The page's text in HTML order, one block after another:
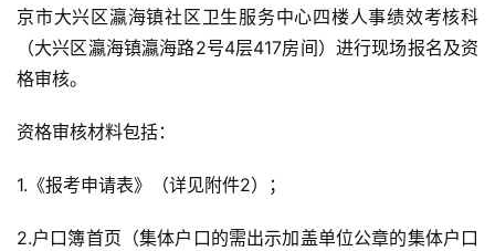
京市大兴区瀛海镇社区卫生服务中心四楼人事绩效考核科
（大兴区瀛海镇瀛海路2号4层417房间）进行现场报名及资
格审核。
资格审核材料包括：
1.《报考申请表》（详见附件2）；
2.户口簿首页（集体户口的需出示加盖单位公章的集体户口